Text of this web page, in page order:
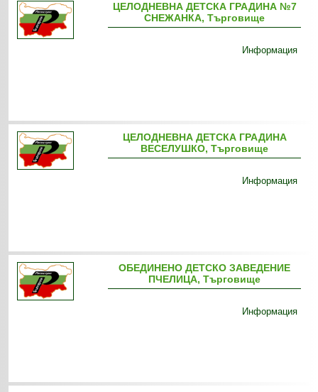
ЦЕЛОДНЕВНА ДЕТСКА ГРАДИНА №7
СНЕЖАНКА, Търговище
Информация
ЦЕЛОДНЕВНА ДЕТСКА ГРАДИНА
ВЕСЕЛУШКО, Търговище
Информация
ОБЕДИНЕНО ДЕТСКО ЗАВЕДЕНИЕ
ПЧЕЛИЦА, Търговище
Информация